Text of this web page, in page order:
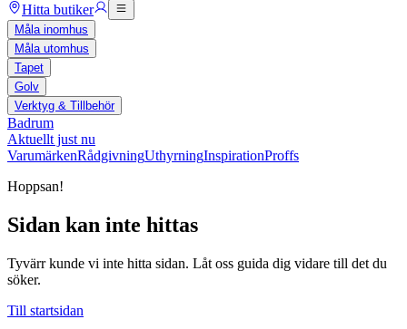
Hitta butiker
Måla inomhus
Måla utomhus
Tapet
Golv
Verktyg & Tillbehör
Badrum
Aktuellt just nu
VarumärkenRådgivningUthyrningInspirationProffs
Hoppsan!
Sidan kan inte hittas
Tyvärr kunde vi inte hitta sidan. Låt oss guida dig vidare till det du
söker.
Till startsidan